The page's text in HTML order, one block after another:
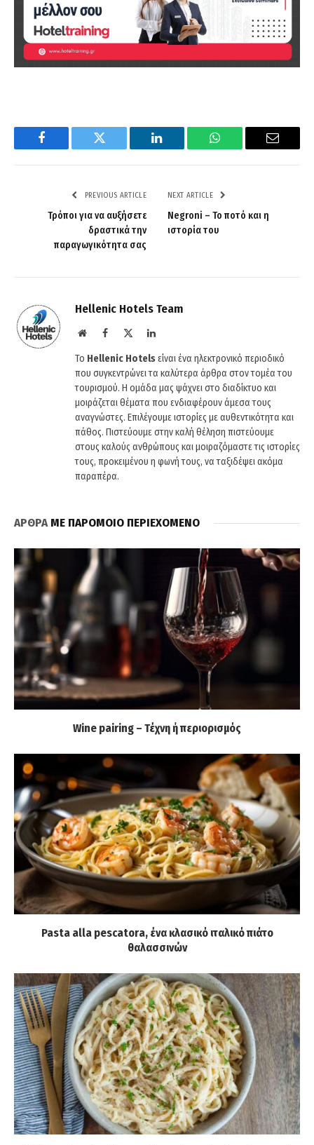
Facebook Twitter LinkedIn WhatsApp Email
PREVIOUS ARTICLE
Τρόποι για να αυξήσετε
δραστικά την
παραγωγικότητα σας
NEXT ARTICLE
Negroni – Το ποτό και η
ιστορία του
Hellenic Hotels Team
WebsiteFacebook LinkedIn
Το Hellenic Hotelsείναι ένα ηλεκτρονικό περιοδικό
που συγκεντρώνει τα καλύτερα άρθρα στον τομέα του
τουρισμού. Η ομάδα μας ψάχνει στο διαδίκτυο και
μοιράζεται θέματα που ενδιαφέρουν άμεσα τους
αναγνώστες. Επιλέγουμε ιστορίες με αυθεντικότητα και
πάθος. Πιστεύουμε στην καλή θέληση πιστεύουμε
στους καλούς ανθρώπους και μοιραζόμαστε τις ιστορίες
τους, προκειμένου η φωνή τους, να ταξιδέψει ακόμα
παραπέρα.
ΑΡΘΡΑΜΕ ΠΑΡΟΜΟΙΟ ΠΕΡΙΕΧΟΜΕΝΟ
Wine pairing – Τέχνη ή περιορισμός
Pasta alla pescatora, ένα κλασικό ιταλικό πιάτο
θαλασσινών